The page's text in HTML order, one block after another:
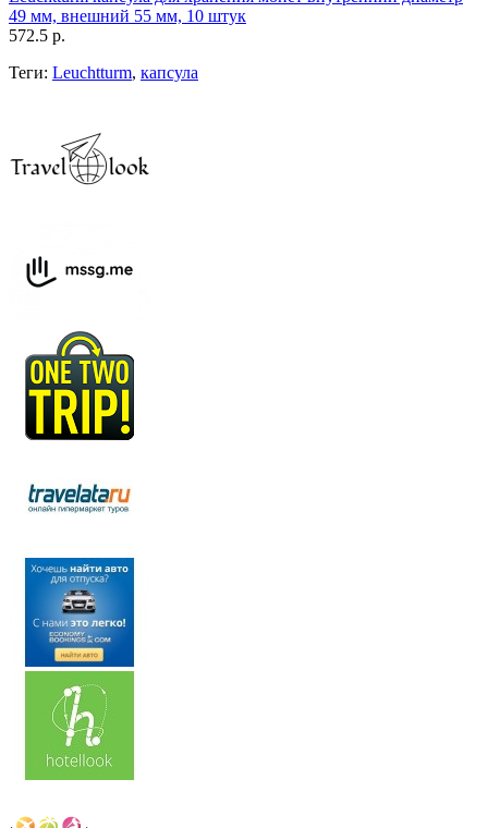
49 мм, внешний 55 мм, 10 штук
572.5 р.
Теги: Leuchtturm, капсула